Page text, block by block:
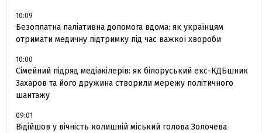
10:09
Безоплатна паліативна допомога вдома: як українцям
отримати медичну підтримку під час важкої хвороби
10:00
Сімейний підряд медіакілерів: як білоруський екс-КДБшник
Захаров та його дружина створили мережу політичного
шантажу
09:01
Відійшов у вічність колишній міський голова Золочева